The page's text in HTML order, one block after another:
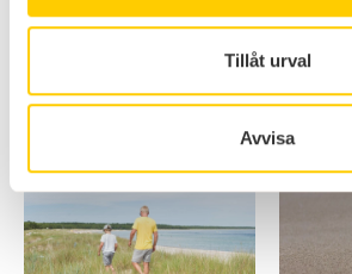
Tillåt urval
Avvisa